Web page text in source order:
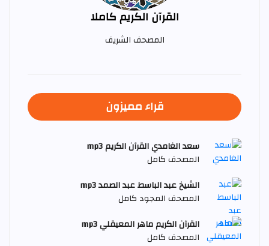
القرآن الكريم كاملا
المصحف الشريف
قراء مميزون
سعد الغامدي القرآن الكريم mp3
المصحف كامل
الشيخ عبد الباسط عبد الصمد mp3
المصحف المجود كامل
القرآن الكريم ماهر المعيقلي mp3
المصحف كامل